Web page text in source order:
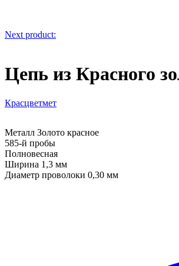
Next product:
Цепь из Красного
Красцветмет
Металл Золото красное
585-й пробы
Полновесная
Ширина 1,3 мм
Диаметр проволоки 0,30 мм